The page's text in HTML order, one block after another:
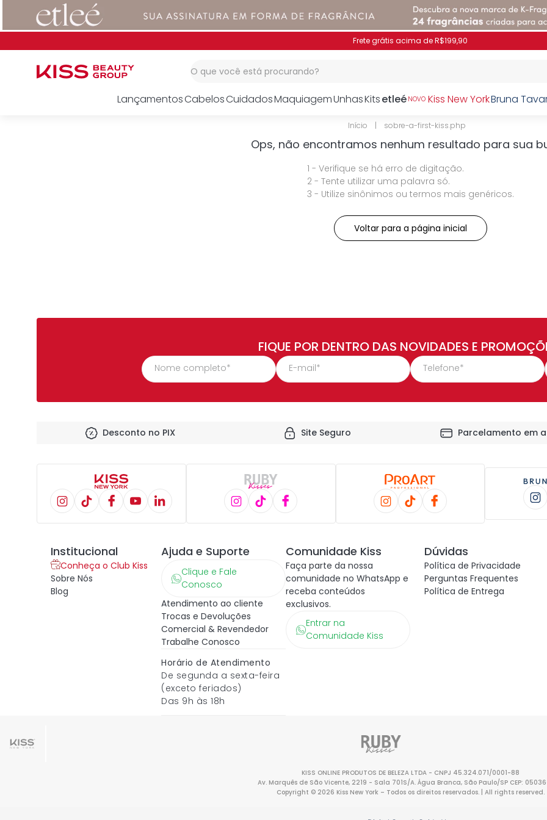
Frete grátis acima de R$199,90
O que você está procurando?
LançamentosCabelosCuidadosMaquiagemUnhasKitsetleé NOVO Kiss New YorkBruna
sobre-a-first-kiss.php
Ops, não encontramos nenhum resultado para sua
1 - Verifique se há erro de digitação.
2 - Tente utilizar uma palavra só.
3 - Utilize sinônimos ou termos mais genéricos.
Voltar para a página inicial
FIQUE POR DENTRO DAS NOVIDADES E
Desconto no PIX Site Seguro Parcelamento em
Institucional
Conheça o Club Kiss
Sobre Nós
Blog
Ajuda e Suporte
Clique e Fale
Conosco
Atendimento ao cliente
Trocas e Devoluções
Comercial & Revendedor
Trabalhe Conosco
Horário de Atendimento
De segunda a sexta-feira
(exceto feriados)
Das 9h às 18h
Comunidade Kiss
Faça parte da nossa
comunidade no WhatsApp e
receba conteúdos
exclusivos.
Entrar na
Comunidade Kiss
Dúvidas
Política de Privacidade
Perguntas Frequentes
Política de Entrega
KISS ONLINE PRODUTOS DE BELEZA LTDA - CNPJ 45.324.071/0001-88
Av. Marquês de São Vicente, 2219 - Sala 701S/A. Água Branca, São Paulo/SP CEP:
Copyright © 2026 Kiss New York – Todos os direitos reservados. | All rights reserved.
corretivo
2º impress
3º body splash